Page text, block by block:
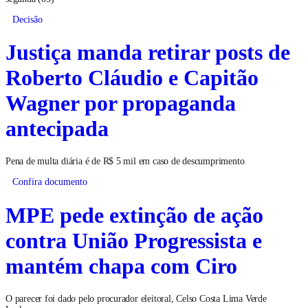
Decisão
Justiça manda retirar posts de
Roberto Cláudio e Capitão
Wagner por propaganda
antecipada
Pena de multa diária é de R$ 5 mil em caso de descumprimento
Confira documento
MPE pede extinção de ação
contra União Progressista e
mantém chapa com Ciro
O parecer foi dado pelo procurador eleitoral, Celso Costa Lima Verde